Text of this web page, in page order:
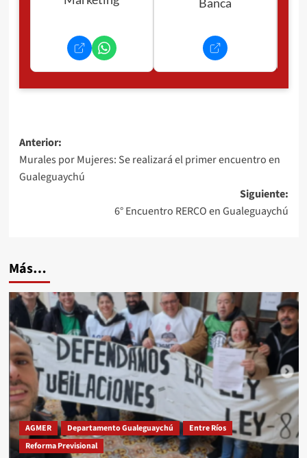
Navegación
de
entradas
Anterior:
Murales por Mujeres: Se realizará el primer encuentro en
Gualeguaychú
Siguiente:
6° Encuentro RERCO en Gualeguaychú
Más…
AGMER Departamento Gualeguaychú
Entre Ríos
Reforma Previsional